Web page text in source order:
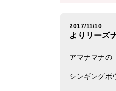
2017/11/10
よりリーズ
アマナマナの
シンギングボ